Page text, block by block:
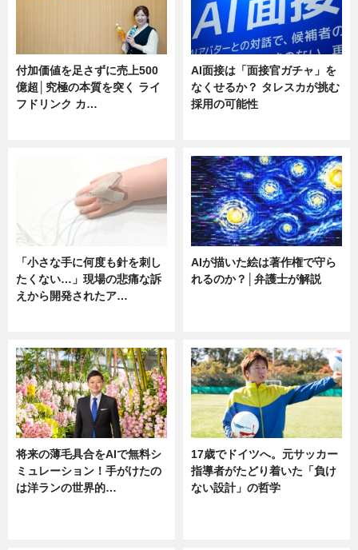
付加価値を足さずに売上500
億超│究極の本質を突く ライ
フドリンク カ…
AI面接は「面接官ガチャ」を
なくせるか？ タレスカが挑む
採用の可能性
「小さな手に何度も針を刺し
たくない…」現場の悲痛な訴
えから開発されたア…
AIが描いた絵は著作権で守ら
れるのか？│弁護士が解説
将来の薄毛具合をAIで無料シ
ミュレーション！手がけたの
は洋ランの世界的…
17歳でドイツへ。元サッカー
指導者がたどり着いた「負け
ない設計」の哲学